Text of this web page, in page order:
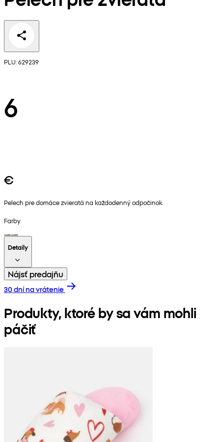
PLU: 629239
6
€
Pelech pre domáce zvieratá na každodenný odpočinok.
Farby
Detaily
Nájsť predajňu
30 dní na vrátenie
Produkty, ktoré by sa vám mohli
páčiť